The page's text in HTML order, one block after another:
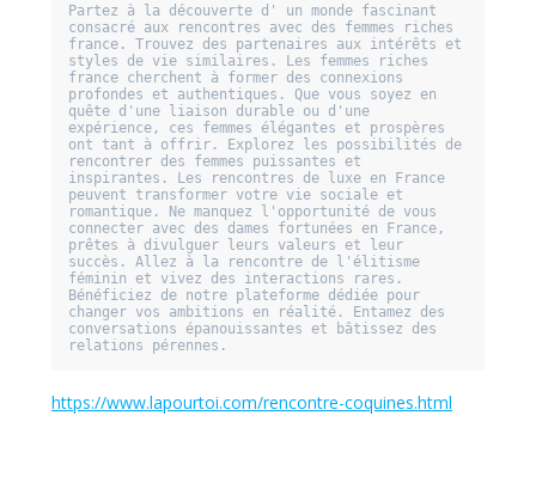
Partez à la découverte d' un monde fascinant
consacré aux rencontres avec des femmes riches
france. Trouvez des partenaires aux intérêts et
styles de vie similaires. Les femmes riches
france cherchent à former des connexions
profondes et authentiques. Que vous soyez en
quête d'une liaison durable ou d'une
expérience, ces femmes élégantes et prospères
ont tant à offrir. Explorez les possibilités de
rencontrer des femmes puissantes et
inspirantes. Les rencontres de luxe en France
peuvent transformer votre vie sociale et
romantique. Ne manquez l'opportunité de vous
connecter avec des dames fortunées en France,
prêtes à divulguer leurs valeurs et leur
succès. Allez à la rencontre de l'élitisme
féminin et vivez des interactions rares.
Bénéficiez de notre plateforme dédiée pour
changer vos ambitions en réalité. Entamez des
conversations épanouissantes et bâtissez des
https://www.lapourtoi.com/rencontre-coquines.html